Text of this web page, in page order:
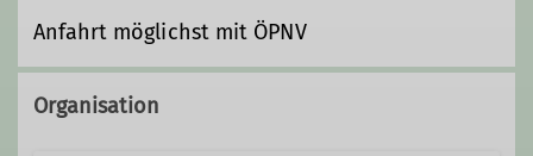
Anfahrt möglichst mit ÖPNV
Organisation